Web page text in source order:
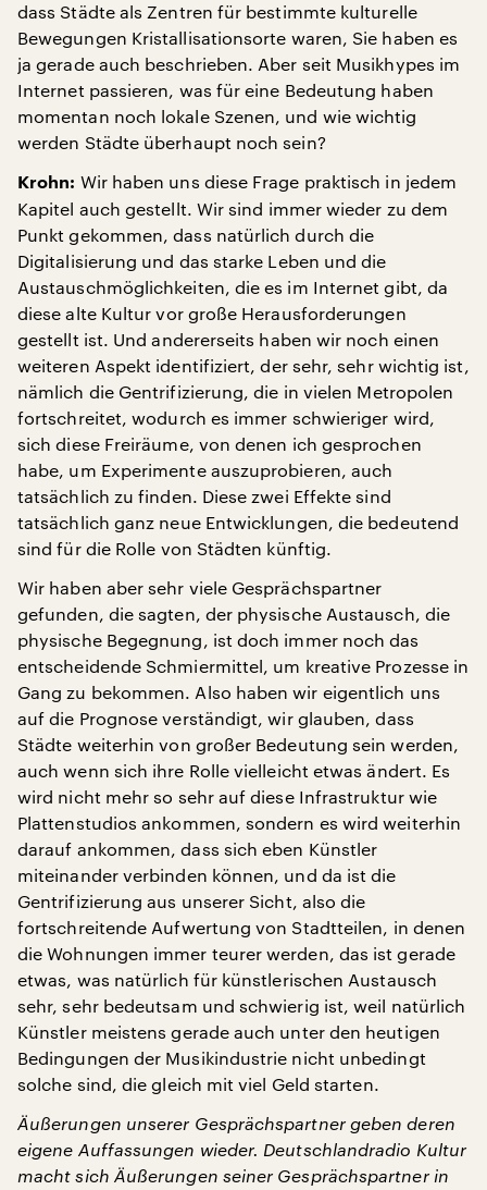
dass Städte als Zentren für bestimmte kulturelle
Bewegungen Kristallisationsorte waren, Sie haben es
ja gerade auch beschrieben. Aber seit Musikhypes im
Internet passieren, was für eine Bedeutung haben
momentan noch lokale Szenen, und wie wichtig
werden Städte überhaupt noch sein?
Krohn: Wir haben uns diese Frage praktisch in jedem
Kapitel auch gestellt. Wir sind immer wieder zu dem
Punkt gekommen, dass natürlich durch die
Digitalisierung und das starke Leben und die
Austauschmöglichkeiten, die es im Internet gibt, da
diese alte Kultur vor große Herausforderungen
gestellt ist. Und andererseits haben wir noch einen
weiteren Aspekt identifiziert, der sehr, sehr wichtig ist,
nämlich die Gentrifizierung, die in vielen Metropolen
fortschreitet, wodurch es immer schwieriger wird,
sich diese Freiräume, von denen ich gesprochen
habe, um Experimente auszuprobieren, auch
tatsächlich zu finden. Diese zwei Effekte sind
tatsächlich ganz neue Entwicklungen, die bedeutend
sind für die Rolle von Städten künftig.
Wir haben aber sehr viele Gesprächspartner
gefunden, die sagten, der physische Austausch, die
physische Begegnung, ist doch immer noch das
entscheidende Schmiermittel, um kreative Prozesse in
Gang zu bekommen. Also haben wir eigentlich uns
auf die Prognose verständigt, wir glauben, dass
Städte weiterhin von großer Bedeutung sein werden,
auch wenn sich ihre Rolle vielleicht etwas ändert. Es
wird nicht mehr so sehr auf diese Infrastruktur wie
Plattenstudios ankommen, sondern es wird weiterhin
darauf ankommen, dass sich eben Künstler
miteinander verbinden können, und da ist die
Gentrifizierung aus unserer Sicht, also die
fortschreitende Aufwertung von Stadtteilen, in denen
die Wohnungen immer teurer werden, das ist gerade
etwas, was natürlich für künstlerischen Austausch
sehr, sehr bedeutsam und schwierig ist, weil natürlich
Künstler meistens gerade auch unter den heutigen
Bedingungen der Musikindustrie nicht unbedingt
solche sind, die gleich mit viel Geld starten.
Äußerungen unserer Gesprächspartner geben deren
eigene Auffassungen wieder. Deutschlandradio Kultur
macht sich Äußerungen seiner Gesprächspartner in